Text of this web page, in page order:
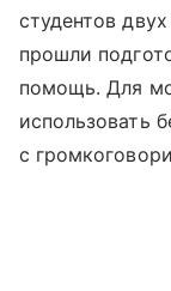
студентов
прошли
помощь. Для
использовать
с